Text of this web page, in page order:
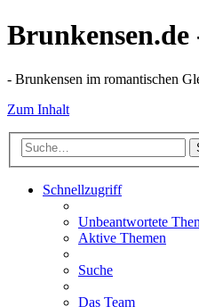
- Brunkensen im romantischen
Zum Inhalt
Schnellzugriff
Unbeantwortete
Aktive Themen
Suche
Das Team